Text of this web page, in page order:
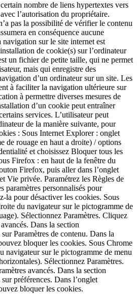
nombre de liens hypertextes vers
l’autorisation du propriétaire.
pas la possibilité de vérifier le contenu
en conséquence aucune
sur le site internet est
de cookie(s) sur l’ordinateur
un fichier de petite taille, qui ne permet
mais qui enregistre des
d’un ordinateur sur un site. Les
à faciliter la navigation ultérieure sur
à permettre diverses mesures de
d’un cookie peut entraîner
services. L’utilisateur peut
de la manière suivante, pour
: Sous Internet Explorer : onglet
de rouage en haut a droite) / options
et choisissez Bloquer tous les
Firefox : en haut de la fenêtre du
Firefox, puis aller dans l’onglet
Vie privée. Paramétrez les Règles de
paramètres personnalisés pour
la pour désactiver les cookies. Sous
du navigateur sur le pictogramme de
Sélectionnez Paramètres. Cliquez
Dans la section
Paramètres de contenu. Dans la
bloquer les cookies. Sous Chrome
navigateur sur le pictogramme de menu
Sélectionnez Paramètres.
avancés. Dans la section
préférences. Dans l’onglet
bloquer les cookies.